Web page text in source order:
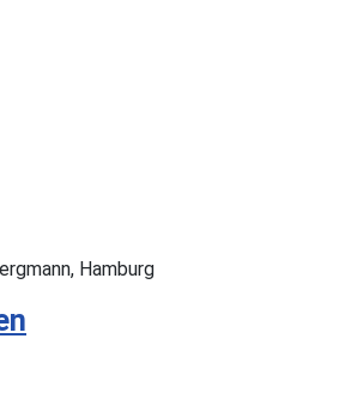
Hamburg